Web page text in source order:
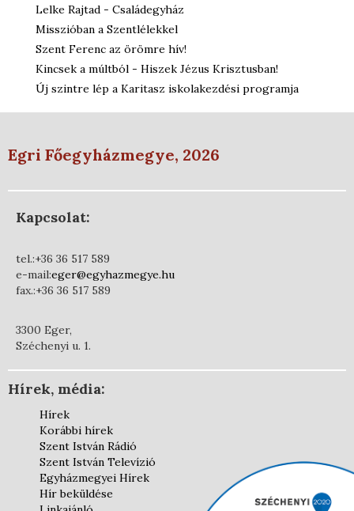
Lelke Rajtad - Családegyház
Misszióban a Szentlélekkel
Szent Ferenc az örömre hív!
Kincsek a múltból - Hiszek Jézus Krisztusban!
Új szintre lép a Karitasz iskolakezdési programja
Egri Főegyházmegye, 2026
Kapcsolat:
tel.:+36 36 517 589
e-mail:eger@egyhazmegye.hu
fax.:+36 36 517 589
3300 Eger,
Széchenyi u. 1.
Hírek, média:
Hírek
Korábbi hírek
Szent István Rádió
Szent István Televízió
Egyházmegyei Hírek
Hír beküldése